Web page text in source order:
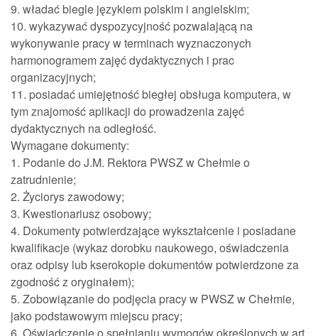
9. władać biegle językiem polskim i angielskim;
10. wykazywać dyspozycyjność pozwalającą na
wykonywanie pracy w terminach wyznaczonych
harmonogramem zajęć dydaktycznych i prac
organizacyjnych;
11. posiadać umiejętność biegłej obsługa komputera, w
tym znajomość aplikacji do prowadzenia zajęć
dydaktycznych na odległość.
Wymagane dokumenty:
1. Podanie do J.M. Rektora PWSZ w Chełmie o
zatrudnienie;
2. Życiorys zawodowy;
3. Kwestionariusz osobowy;
4. Dokumenty potwierdzające wykształcenie i posiadane
kwalifikacje (wykaz dorobku naukowego, oświadczenia
oraz odpisy lub kserokopie dokumentów potwierdzone za
zgodność z oryginałem);
5. Zobowiązanie do podjęcia pracy w PWSZ w Chełmie,
jako podstawowym miejscu pracy;